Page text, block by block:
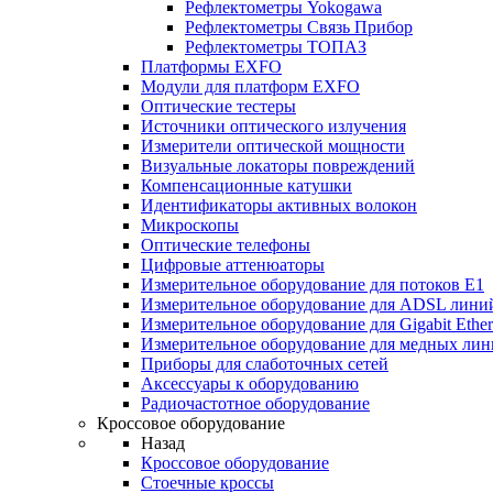
Рефлектометры Yokogawa
Рефлектометры Связь Прибор
Рефлектометры ТОПАЗ
Платформы EXFO
Модули для платформ EXFO
Оптические тестеры
Источники оптического излучения
Измерители оптической мощности
Визуальные локаторы повреждений
Компенсационные катушки
Идентификаторы активных волокон
Микроскопы
Оптические телефоны
Цифровые аттенюаторы
Измерительное оборудование для потоков Е1
Измерительное оборудование для ADSL
Измерительное оборудование для Gigabit
Измерительное оборудование для медных
Приборы для слаботочных сетей
Аксессуары к оборудованию
Радиочастотное оборудование
Кроссовое оборудование
Назад
Кроссовое оборудование
Стоечные кроссы